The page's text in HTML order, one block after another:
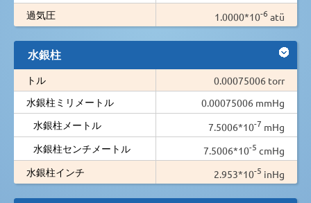
過気圧
1.0000*10-6 atü
水銀柱
トル
0.00075006 torr
水銀柱ミリメートル
0.00075006 mmHg
水銀柱メートル
7.5006*10-7 mHg
水銀柱センチメートル
7.5006*10-5 cmHg
水銀柱インチ
2.953*10-5 inHg